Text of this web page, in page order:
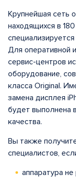
Крупнейшая сеть
находящихся в
Для оперативной
сервис-центров
оборудование,
класса Original.
замена дисплея
будет выполнена
качества.
Вы также
специалистов,
аппаратура